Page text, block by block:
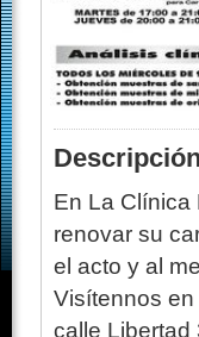
Descripción
En La Clínica
renovar su
el acto y al
Visítennos en
calle Libertad